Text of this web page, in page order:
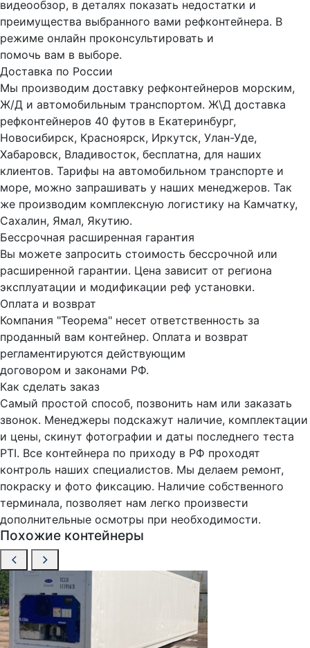
видеообзор, в деталях показать недостатки и
преимущества выбранного вами рефконтейнера. В
режиме онлайн проконсультировать и
помочь вам в выборе.
Доставка по России
Мы производим доставку рефконтейнеров морским,
Ж/Д и автомобильным транспортом. Ж\Д доставка
рефконтейнеров 40 футов в Екатеринбург,
Новосибирск, Красноярск, Иркутск, Улан-Уде,
Хабаровск, Владивосток, бесплатна, для наших
клиентов. Тарифы на автомобильном транспорте и
море, можно запрашивать у наших менеджеров. Так
же производим комплексную логистику на Камчатку,
Сахалин, Ямал, Якутию.
Бессрочная расширенная гарантия
Вы можете запросить стоимость бессрочной или
расширенной гарантии. Цена зависит от региона
эксплуатации и модификации реф установки.
Оплата и возврат
Компания "Теорема" несет ответственность за
проданный вам контейнер. Оплата и возврат
регламентируются действующим
договором и законами РФ.
Как сделать заказ
Самый простой способ, позвонить нам или заказать
звонок. Менеджеры подскажут наличие, комплектации
и цены, скинут фотографии и даты последнего теста
PTI. Все контейнера по приходу в РФ проходят
контроль наших специалистов. Мы делаем ремонт,
покраску и фото фиксацию. Наличие собственного
терминала, позволяет нам легко произвести
дополнительные осмотры при необходимости.
Похожие контейнеры